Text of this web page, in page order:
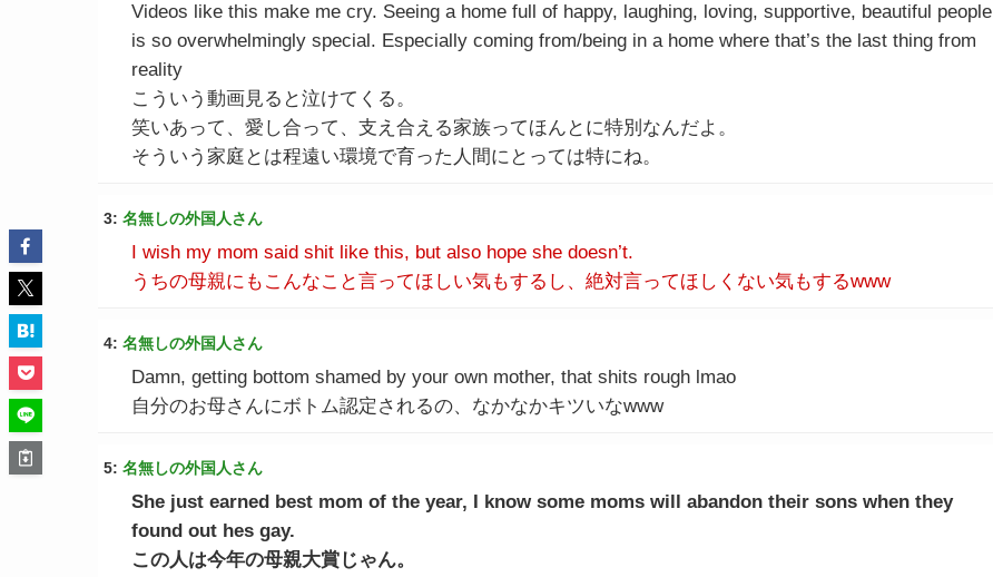
Videos like this make me cry. Seeing a home full of happy, laughing, loving, supportive, beautiful people
is so overwhelmingly special. Especially coming from/being in a home where that’s the last thing from
reality
こういう動画見ると泣けてくる。
笑いあって、愛し合って、支え合える家族ってほんとに特別なんだよ。
そういう家庭とは程遠い環境で育った人間にとっては特にね。
3: 名無しの外国人さん
I wish my mom said shit like this, but also hope she doesn’t.
うちの母親にもこんなこと言ってほしい気もするし、絶対言ってほしくない気もするwww
4: 名無しの外国人さん
Damn, getting bottom shamed by your own mother, that shits rough lmao
自分のお母さんにボトム認定されるの、なかなかキツいなwww
5: 名無しの外国人さん
She just earned best mom of the year, I know some moms will abandon their sons when they
found out hes gay.
この人は今年の母親大賞じゃん。